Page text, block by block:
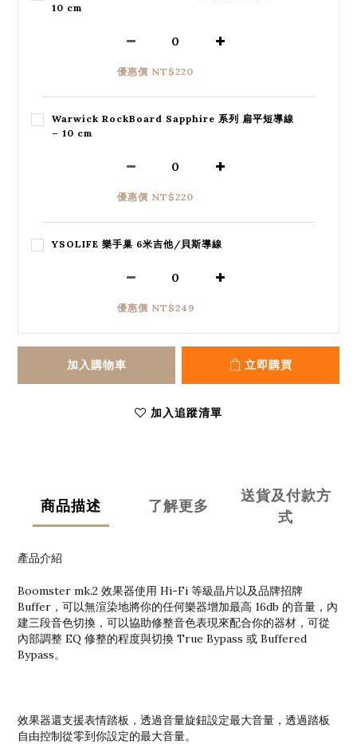
10 cm
優惠價 NT$220
Warwick RockBoard Sapphire 系列 扁平短導線
– 10 cm
優惠價 NT$220
YSOLIFE 樂手巢 6米吉他/貝斯導線
優惠價 NT$249
加入購物車 立即購買
加入追蹤清單
商品描述 了解更多
送貨及付款方
式
產品介紹
Boomster mk.2 效果器使用 Hi-Fi 等級晶片以及品牌招牌
Buffer，可以無渲染地將你的任何樂器增加最高 16db 的音量，內
建三段音色切換，可以協助修整音色表現來配合你的器材，可從
內部調整 EQ 修整的程度與切換 True Bypass 或 Buffered
Bypass。
效果器還支援表情踏板，透過音量旋鈕設定最大音量，透過踏板
自由控制從零到你設定的最大音量。